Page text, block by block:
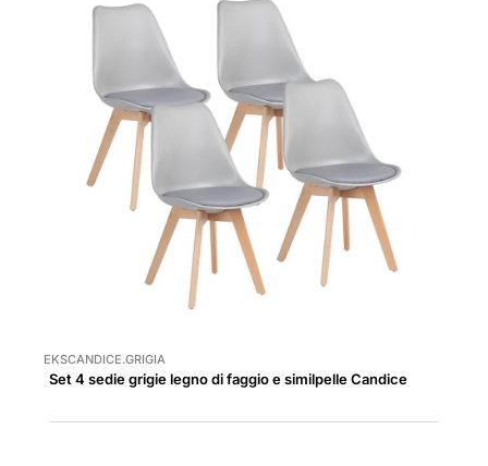
EKSCANDICE.GRIGIA
Set 4 sedie grigie legno di faggio e similpelle Candice